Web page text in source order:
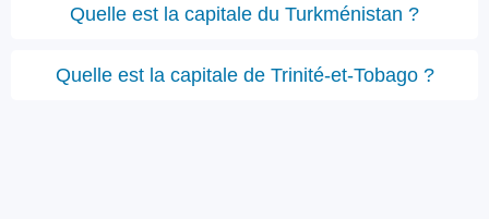
Quelle est la capitale du Turkménistan ?
Quelle est la capitale de Trinité-et-Tobago ?